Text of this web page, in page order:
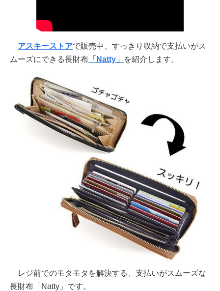
アスキーストアで販売中、すっきり収納で支払いがス
ムーズにできる長財布 「Natty」 を紹介します。
レジ前でのモタモタを解決する、支払いがスムーズな
長財布「Natty」です。